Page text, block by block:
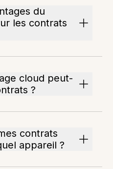
du
les contrats
cloud peut-
?
contrats
appareil ?